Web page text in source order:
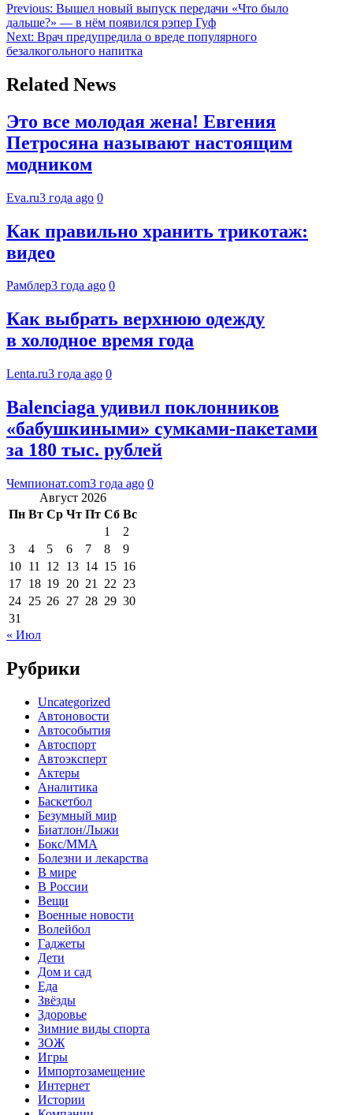
Previous: Вышел новый выпуск передачи «Что было
дальше?» — в нём появился рэпер Гуф
Next: Врач предупредила о вреде популярного
безалкогольного напитка
Related News
Это все молодая жена! Евгения
Петросяна называют настоящим
модником
Eva.ru3 года ago 0
Как правильно хранить трикотаж:
видео
Рамблер3 года ago 0
Как выбрать верхнюю одежду
в холодное время года
Lenta.ru3 года ago 0
Balenciaga удивил поклонников
«бабушкиными» сумками-пакетами
за 180 тыс. рублей
Чемпионат.com3 года ago 0
Август 2026
Пн Вт Ср Чт Пт Сб Вс
1
2
3
4 5 6 7 8
9
10 11 12 13 14 15 16
17 18 19 20 21 22 23
24 25 26 27 28 29 30
31
« Июл
Рубрики
Uncategorized
Автоновости
Автособытия
Автоспорт
Автоэксперт
Актеры
Аналитика
Баскетбол
Безумный мир
Биатлон/Лыжи
Бокс/MMA
Болезни и лекарства
В мире
В России
Вещи
Военные новости
Волейбол
Гаджеты
Дети
Дом и сад
Еда
Звёзды
Здоровье
Зимние виды спорта
ЗОЖ
Игры
Импортозамещение
Интернет
Истории